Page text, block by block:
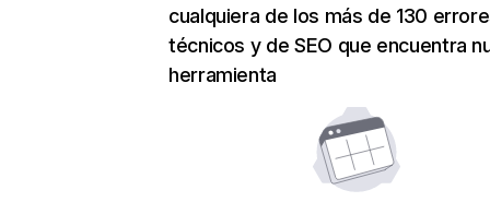
cualquiera de los más de 130
técnicos y de SEO que encuentra
herramienta